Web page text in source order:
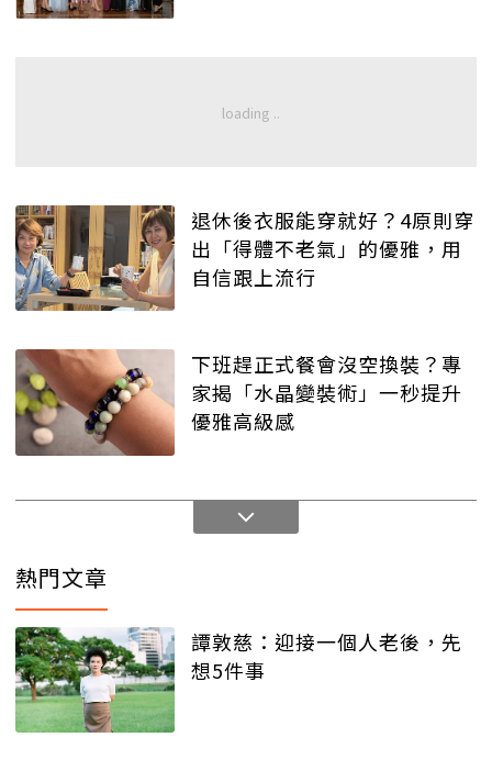
退休後衣服能穿就好？4原則穿
出「得體不老氣」的優雅，用
自信跟上流行
下班趕正式餐會沒空換裝？專
家揭「水晶變裝術」一秒提升
優雅高級感
熱門文章
譚敦慈：迎接一個人老後，先
想5件事